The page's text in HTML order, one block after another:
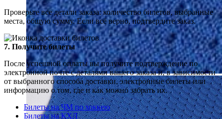
Проверьте все детали заказа: количество билетов, выбранные
места, общую сумму. Если всё верно, подтвердите заказ.
7. Получите билеты
После успешной оплаты вы получите подтверждение по
электронной почте с деталями вашего заказа и, в зависимости
от выбранного способа доставки, электронные билеты или
информацию о том, где и как можно забрать их.
Билеты на ЧМ по хоккею
Билеты на КХЛ